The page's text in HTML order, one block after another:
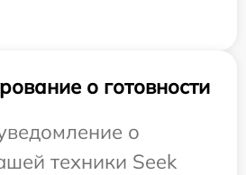
о готовности
о
техники Seek